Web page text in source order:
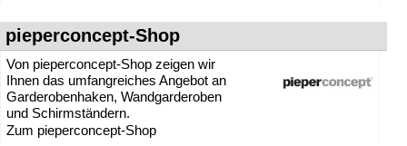
pieperconcept-Shop
Von pieperconcept-Shop zeigen wir
Ihnen das umfangreiches Angebot an
Garderobenhaken, Wandgarderoben
und Schirmständern.
Zum pieperconcept-Shop